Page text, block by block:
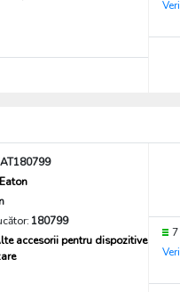
Eaton
180799
accesorii pentru dispozitive